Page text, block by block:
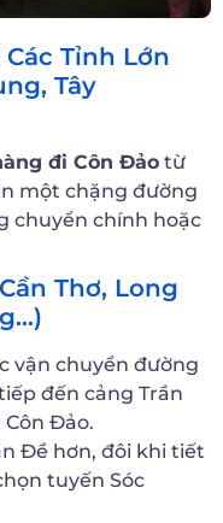
Tỉnh Lớn
Tây
đi Côn Đảo từ
một chặng đường
chuyển chính hoặc
Thơ, Long
vận chuyển đường
đến cảng Trần
Côn Đảo.
Đề hơn, đôi khi tiết
tuyến Sóc